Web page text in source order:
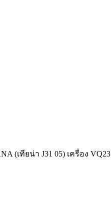
(เทียน่า J31 05) เครื่อง VQ23